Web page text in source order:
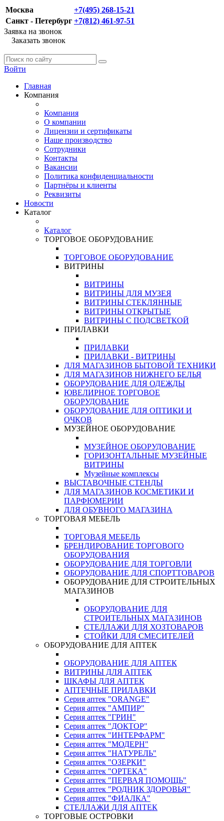
Москва
+7(495) 268-15-21
Санкт - Петербург +7(812) 461-97-51
Заявка на звонок
Заказать звонок
Войти
Главная
Компания
Компания
О компании
Лицензии и сертификаты
Наше производство
Сотрудники
Контакты
Вакансии
Политика конфиденциальности
Партнёры и клиенты
Реквизиты
Новости
Каталог
Каталог
ТОРГОВОЕ ОБОРУДОВАНИЕ
ТОРГОВОЕ ОБОРУДОВАНИЕ
ВИТРИНЫ
ВИТРИНЫ
ВИТРИНЫ ДЛЯ МУЗЕЯ
ВИТРИНЫ СТЕКЛЯННЫЕ
ВИТРИНЫ ОТКРЫТЫЕ
ВИТРИНЫ С ПОДСВЕТКОЙ
ПРИЛАВКИ
ПРИЛАВКИ
ПРИЛАВКИ - ВИТРИНЫ
ДЛЯ МАГАЗИНОВ БЫТОВОЙ ТЕХНИКИ
ДЛЯ МАГАЗИНОВ НИЖНЕГО БЕЛЬЯ
ОБОРУДОВАНИЕ ДЛЯ ОДЕЖДЫ
ЮВЕЛИРНОЕ ТОРГОВОЕ
ОБОРУДОВАНИЕ
ОБОРУДОВАНИЕ ДЛЯ ОПТИКИ И
ОЧКОВ
МУЗЕЙНОЕ ОБОРУДОВАНИЕ
МУЗЕЙНОЕ ОБОРУДОВАНИЕ
ГОРИЗОНТАЛЬНЫЕ МУЗЕЙНЫЕ
ВИТРИНЫ
Музейные комплексы
ВЫСТАВОЧНЫЕ СТЕНДЫ
ДЛЯ МАГАЗИНОВ КОСМЕТИКИ И
ПАРФЮМЕРИИ
ДЛЯ ОБУВНОГО МАГАЗИНА
ТОРГОВАЯ МЕБЕЛЬ
ТОРГОВАЯ МЕБЕЛЬ
БРЕНДИРОВАНИЕ ТОРГОВОГО
ОБОРУДОВАНИЯ
ОБОРУДОВАНИЕ ДЛЯ ТОРГОВЛИ
ОБОРУДОВАНИЕ ДЛЯ СПОРТТОВАРОВ
ОБОРУДОВАНИЕ ДЛЯ СТРОИТЕЛЬНЫХ
МАГАЗИНОВ
ОБОРУДОВАНИЕ ДЛЯ
СТРОИТЕЛЬНЫХ МАГАЗИНОВ
СТЕЛЛАЖИ ДЛЯ ХОЗТОВАРОВ
СТОЙКИ ДЛЯ СМЕСИТЕЛЕЙ
ОБОРУДОВАНИЕ ДЛЯ АПТЕК
ОБОРУДОВАНИЕ ДЛЯ АПТЕК
ВИТРИНЫ ДЛЯ АПТЕК
ШКАФЫ ДЛЯ АПТЕК
АПТЕЧНЫЕ ПРИЛАВКИ
Серия аптек "ORANGE"
Серия аптек "АМПИР"
Серия аптек "ГРИН"
Серия аптек "ДОКТОР"
Серия аптек "ИНТЕРФАРМ"
Серия аптек "МОДЕРН"
Серия аптек "НАТУРЕЛЬ"
Серия аптек "ОЗЕРКИ"
Серия аптек "ОРТЕКА"
Серия аптек "ПЕРВАЯ ПОМОЩЬ"
Серия аптек "РОДНИК ЗДОРОВЬЯ"
Серия аптек "ФИАЛКА"
СТЕЛЛАЖИ ДЛЯ АПТЕК
ТОРГОВЫЕ ОСТРОВКИ